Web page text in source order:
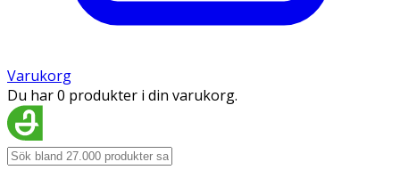
Varukorg
Du har 0 produkter i din varukorg.